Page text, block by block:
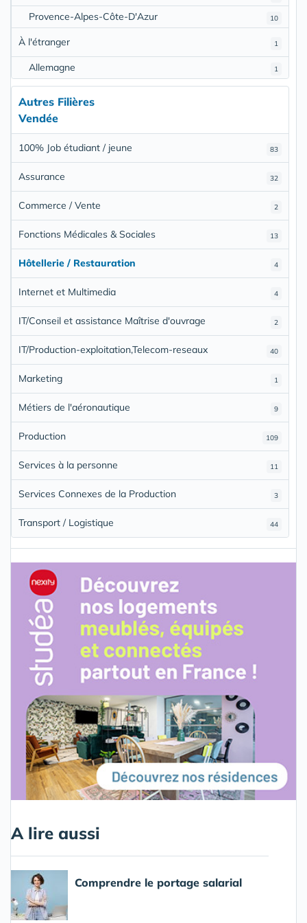
10
Provence-Alpes-Côte-D'Azur
1
À l'étranger
1
Allemagne
Autres Filières
Vendée
83
100% Job étudiant / jeune
32
Assurance
2
Commerce / Vente
13
Fonctions Médicales & Sociales
4
Hôtellerie / Restauration
4
Internet et Multimedia
2
IT/Conseil et assistance Maîtrise d'ouvrage
40
IT/Production-exploitation,Telecom-reseaux
1
Marketing
9
Métiers de l'aéronautique
109
Production
11
Services à la personne
3
Services Connexes de la Production
44
Transport / Logistique
A lire aussi
Comprendre le portage salarial